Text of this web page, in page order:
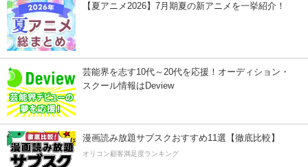
【夏アニメ2026】7月期夏の新アニメを一挙紹介！
芸能界を志す10代～20代を応援！オーディション・
スクール情報はDeview
漫画読み放題サブスクおすすめ11選【徹底比較】
オリコン顧客満足度ランキング